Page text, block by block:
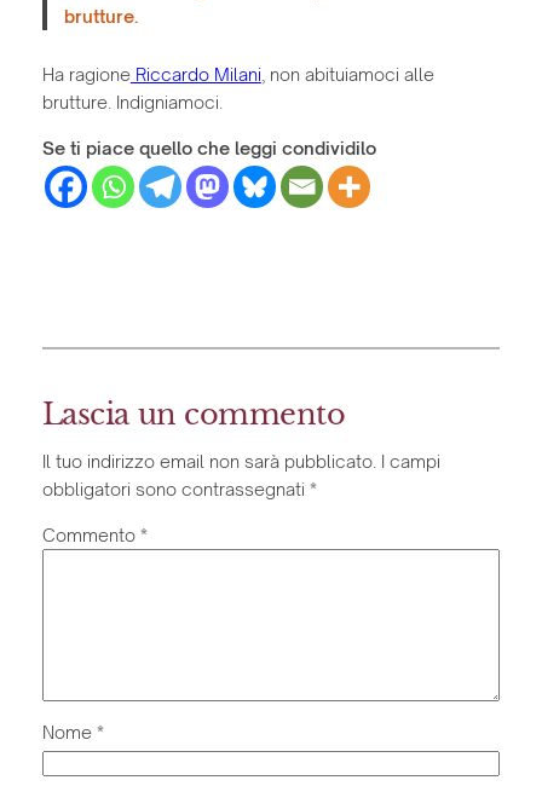
brutture.
Ha ragioneRiccardo Milani , non abituiamoci alle
brutture. Indigniamoci.
Se ti piace quello che leggi condividilo
Lascia un commento
Il tuo indirizzo email non sarà pubblicato. I campi
obbligatori sono contrassegnati *
Commento *
Nome *